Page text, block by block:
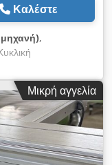
Καλέστε
,
χεριών
TwinFlex με οθόνη
κατεύθυνσης
παράλληλη
ματιών, με
μέσω οθόνης αφής,
ύψους,
Μικρή αγγελία